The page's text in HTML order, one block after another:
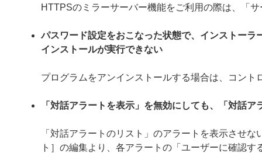
HTTPSのミラーサーバー機能をご利用の際は、「
パスワード設定をおこなった状態で、インストー
インストールが実行できない
プログラムをアンインストールする場合は、コン
「対話アラートを表示」を無効にしても、「対話
「対話アラートのリスト」のアラートを表示させ
ト］の編集より、各アラートの「ユーザーに確認